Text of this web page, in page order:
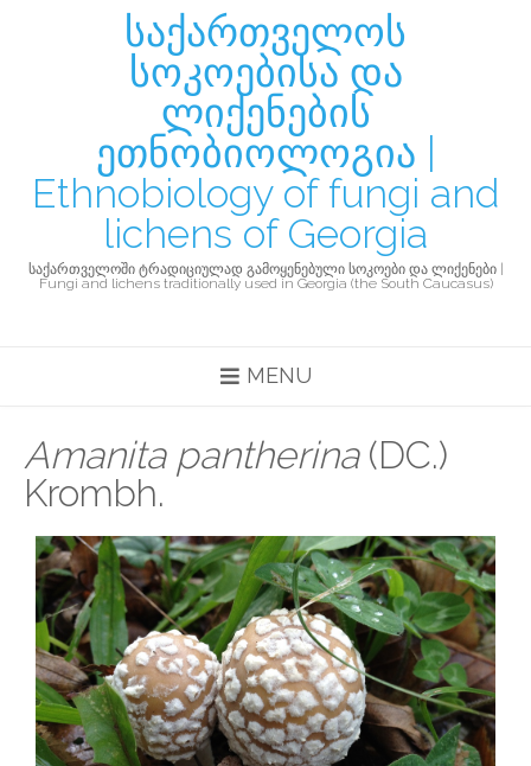
საქართველოს
სოკოებისა და
ლიქენების
ეთნობიოლოგია |
Ethnobiology of fungi and
lichens of Georgia
საქართველოში ტრადიციულად გამოყენებული სოკოები და ლიქენები |
Fungi and lichens traditionally used in Georgia (the South Caucasus)
MENU
Amanita pantherina(DC.)
Krombh.